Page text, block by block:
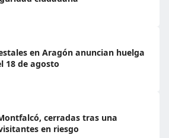
en Aragón anuncian huelga
18 de agosto
cerradas tras una
en riesgo